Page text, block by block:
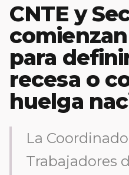
CNTE y
para
recesa o
huelga
La
Trabajadores